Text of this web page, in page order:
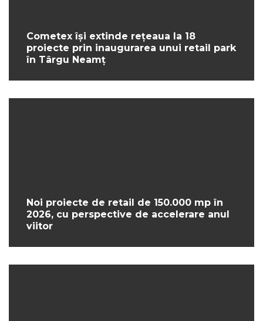
Cometex își extinde rețeaua la 18
proiecte prin inaugurarea unui retail park
în Târgu Neamț
Noi proiecte de retail de 150.000 mp în
2026, cu perspective de accelerare anul
viitor